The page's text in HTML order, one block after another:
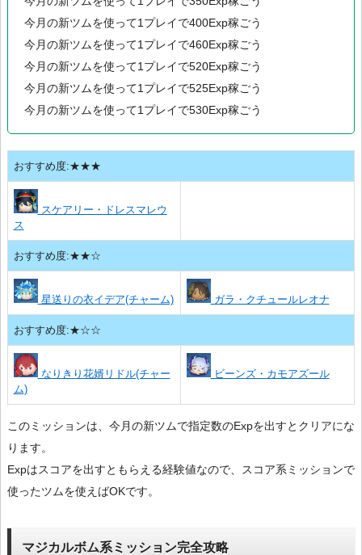
今月の新ツムを使って1プレイで400Exp稼ごう
今月の新ツムを使って1プレイで460Exp稼ごう
今月の新ツムを使って1プレイで520Exp稼ごう
今月の新ツムを使って1プレイで525Exp稼ごう
今月の新ツムを使って1プレイで530Exp稼ごう
おすすめ度:★★★
スケアリー・ドレスマレウ
ス
おすすめ度:★★☆
星送りの衣イデア(チャーム) ガラ・クチュールレオナ
おすすめ度:★☆☆
なりきり花婿リドル(チャー
ム)
ビーンズ・カモアズール
このミッションは、今月の新ツムで指定数のExpを出すとクリアにな
ります。
Expはスコアを出すともらえる経験値なので、スコア系ミッションで
使ったツムを使えばOKです。
マジカルボム系ミッション完全攻略